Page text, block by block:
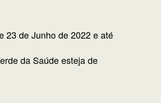
23 de Junho de 2022 e até
da Saúde esteja de